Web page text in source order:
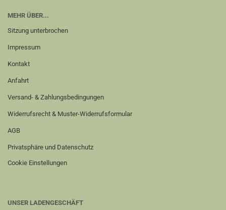
MEHR ÜBER...
Sitzung unterbrochen
Impressum
Kontakt
Anfahrt
Versand- & Zahlungsbedingungen
Widerrufsrecht & Muster-Widerrufsformular
AGB
Privatsphäre und Datenschutz
Cookie Einstellungen
UNSER LADENGESCHÄFT